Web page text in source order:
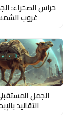
حراس الصحراء:
غروب
الجمل
التقاليد